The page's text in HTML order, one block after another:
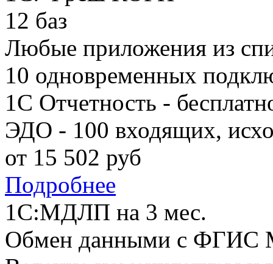
12 баз
Любые приложения из
10 одновременных
1С Отчетность -
ЭДО - 100 входящих,
от 15 502 руб
Подробнее
1С:МДЛП на 3 мес.
Обмен данными с